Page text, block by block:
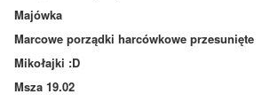
Majówka
Marcowe porządki harcówkowe przesunięte
Mikołajki :D
Msza 19.02